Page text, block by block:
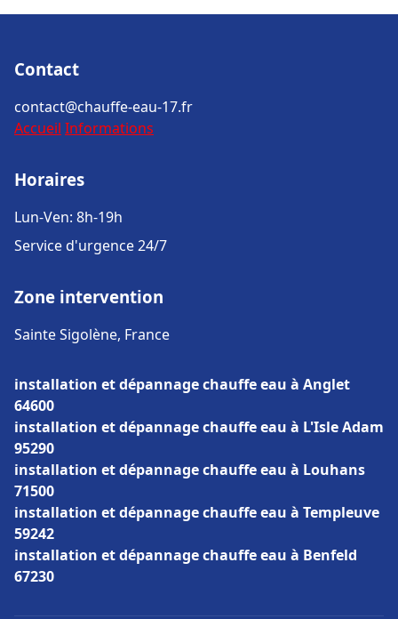
Contact
contact@chauffe-eau-17.fr
Accueil Informations
Horaires
Lun-Ven: 8h-19h
Service d'urgence 24/7
Zone intervention
Sainte Sigolène, France
installation et dépannage chauffe eau à Anglet
64600
installation et dépannage chauffe eau à L'Isle Adam
95290
installation et dépannage chauffe eau à Louhans
71500
installation et dépannage chauffe eau à Templeuve
59242
installation et dépannage chauffe eau à Benfeld
67230